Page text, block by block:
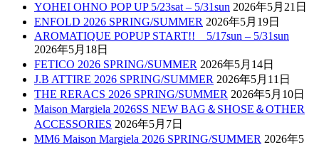
YOHEI OHNO POP UP 5/23sat – 5/31sun 2026年5月21日
ENFOLD 2026 SPRING/SUMMER 2026年5月19日
AROMATIQUE POPUP START!! 5/17sun – 5/31sun
2026年5月18日
FETICO 2026 SPRING/SUMMER 2026年5月14日
J.B ATTIRE 2026 SPRING/SUMMER 2026年5月11日
THE RERACS 2026 SPRING/SUMMER 2026年5月10日
Maison Margiela 2026SS NEW BAG＆SHOSE＆OTHER
ACCESSORIES 2026年5月7日
MM6 Maison Margiela 2026 SPRING/SUMMER 2026年5